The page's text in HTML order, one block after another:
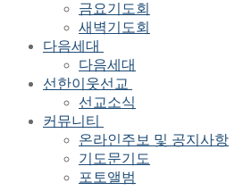
금요기도회
새벽기도회
다음세대
다음세대
선한이웃선교
선교소식
커뮤니티
온라인주보 및 공지사항
기도문기도
포토앨범